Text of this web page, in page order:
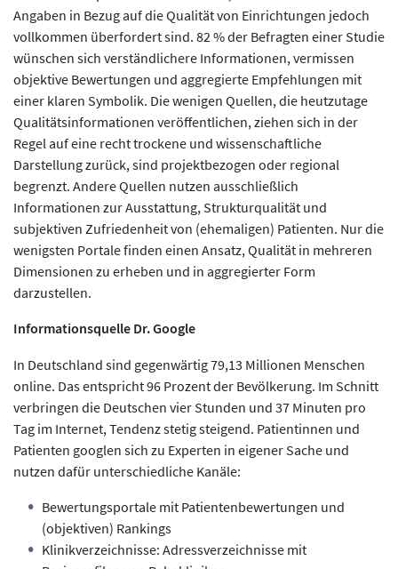
Angaben in Bezug auf die Qualität von Einrichtungen jedoch
vollkommen überfordert sind. 82 % der Befragten einer Studie
wünschen sich verständlichere Informationen, vermissen
objektive Bewertungen und aggregierte Empfehlungen mit
einer klaren Symbolik. Die wenigen Quellen, die heutzutage
Qualitätsinformationen veröffentlichen, ziehen sich in der
Regel auf eine recht trockene und wissenschaftliche
Darstellung zurück, sind projektbezogen oder regional
begrenzt. Andere Quellen nutzen ausschließlich
Informationen zur Ausstattung, Strukturqualität und
subjektiven Zufriedenheit von (ehemaligen) Patienten. Nur die
wenigsten Portale finden einen Ansatz, Qualität in mehreren
Dimensionen zu erheben und in aggregierter Form
darzustellen.
Informationsquelle Dr. Google
In Deutschland sind gegenwärtig 79,13 Millionen Menschen
online. Das entspricht 96 Prozent der Bevölkerung. Im Schnitt
verbringen die Deutschen vier Stunden und 37 Minuten pro
Tag im Internet, Tendenz stetig steigend. Patientinnen und
Patienten googlen sich zu Experten in eigener Sache und
nutzen dafür unterschiedliche Kanäle:
Bewertungsportale mit Patientenbewertungen und
(objektiven) Rankings
Klinikverzeichnisse: Adressverzeichnisse mit